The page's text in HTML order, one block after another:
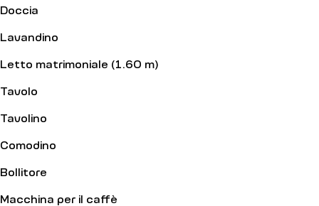
Doccia
Lavandino
Letto matrimoniale (1.60 m)
Tavolo
Tavolino
Comodino
Bollitore
Macchina per il caffè